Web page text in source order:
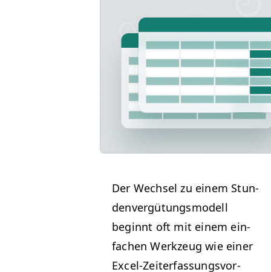
Der Wech­sel zu einem Stun­
den­vergü­tungsmod­ell
begin­nt oft mit einem ein­
fachen Werkzeug wie ein­er
Excel-Zeit­er­fas­sungsvor­